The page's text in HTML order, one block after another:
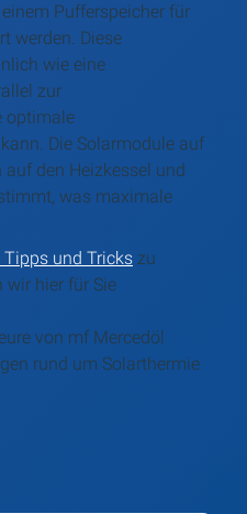
Pufferspeicher für
werden. Diese
wie eine
zur
optimale
Die Solarmodule auf
den Heizkessel und
was maximale
und Tricks zu
wir hier für Sie
von mf Mercedöl
rund um Solarthermie